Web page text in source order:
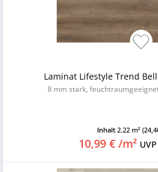
Laminat Lifestyle Trend
8 mm stark,
Inhalt 2.22 m²
10,99 € /m²